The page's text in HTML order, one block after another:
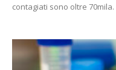
contagiati sono oltre 70mila.